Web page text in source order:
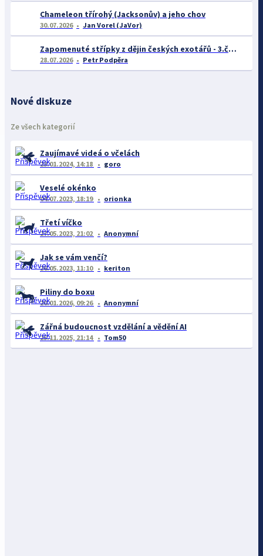
Chameleon třírohý (Jacksonův) a jeho chov
30.07.2026 Jan Vorel (JaVor)
Zapomenuté střípky z dějin českých exotářů - 3.část
28.07.2026 Petr Podpěra
Nové diskuze
Ze všech kategorií
Zaujímavé videá o včelách
23.01.2024, 14:18 goro
Veselé okénko
04.07.2023, 18:19 orionka
Třetí víčko
27.05.2023, 21:02 Anonymní
Jak se vám venčí?
26.05.2023, 11:10 keriton
Piliny do boxu
20.01.2026, 09:26 Anonymní
Zářná budoucnost vzdělání a vědění AI
25.11.2025, 21:14 Tom50